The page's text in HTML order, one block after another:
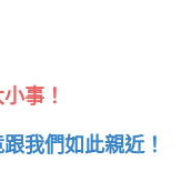
事！
我們如此親近！